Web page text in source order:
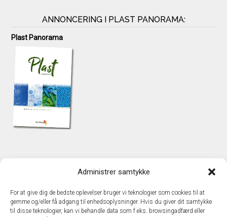
Administrer samtykke
For at give dig de bedste oplevelser bruger vi teknologier som cookies til at
gemme og/eller få adgang til enhedsoplysninger. Hvis du giver dit samtykke
til disse teknologier, kan vi behandle data som f.eks. browsingadfærd eller
ANNONCERING I PLAST PANORAMA:
Plast Panorama
TechMedia A/S
DK - 2600 Glostrup
www.techmedia.dk